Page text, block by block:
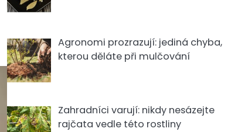
Agronomi prozrazují: jediná chyba,
kterou děláte při mulčování
Zahradníci varují: nikdy nesázejte
rajčata vedle této rostliny